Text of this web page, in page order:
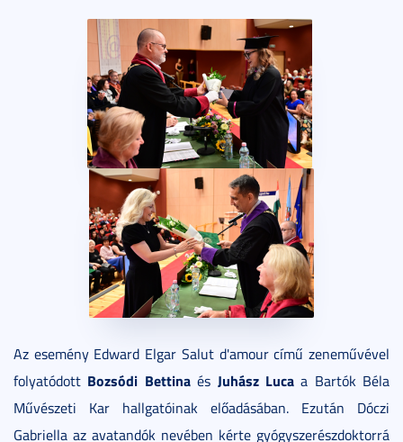
Az esemény Edward Elgar Salut d'amour című zeneművével
folyatódott Bozsódi Bettinaés Juhász Lucaa Bartók Béla
Művészeti Kar hallgatóinak előadásában. Ezután Dóczi
Gabriella az avatandók nevében kérte gyógyszerészdoktorrá